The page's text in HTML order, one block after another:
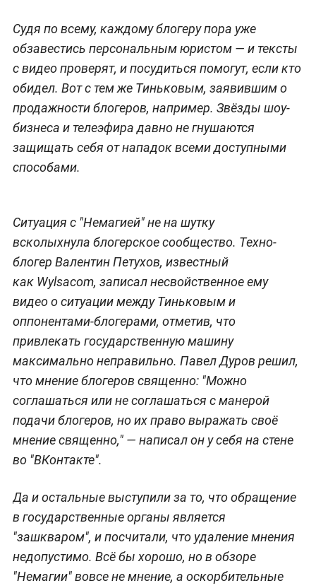
Судя по всему, каждому блогеру пора уже
обзавестись персональным юристом — и тексты
с видео проверят, и посудиться помогут, если кто
обидел. Вот с тем же Тиньковым, заявившим о
продажности блогеров, например. Звёзды шоу-
бизнеса и телеэфира давно не гнушаются
защищать себя от нападок всеми доступными
способами.
Ситуация с "Немагией" не на шутку
всколыхнула блогерское сообщество. Техно-
блогер Валентин Петухов, известный
как Wylsacom, записал несвойственное ему
видео о ситуации между Тиньковым и
оппонентами-блогерами, отметив, что
привлекать государственную машину
максимально неправильно. Павел Дуров решил,
что мнение блогеров священно: "Можно
соглашаться или не соглашаться с манерой
подачи блогеров, но их право выражать своё
мнение священно," — написал он у себя на стене
во "ВКонтакте".
Да и остальные выступили за то, что обращение
в государственные органы является
"зашкваром", и посчитали, что удаление мнения
недопустимо. Всё бы хорошо, но в обзоре
"Немагии" вовсе не мнение, а оскорбительные